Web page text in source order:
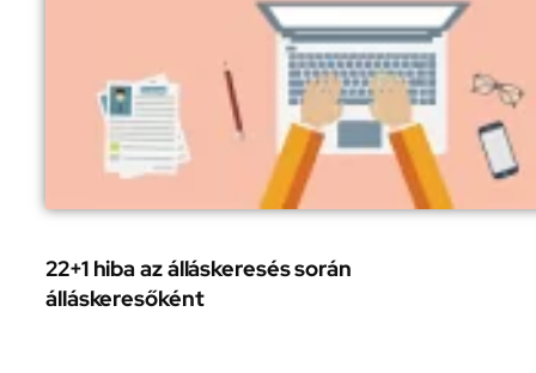
22+1 hiba az álláskeresés során
álláskeresőként